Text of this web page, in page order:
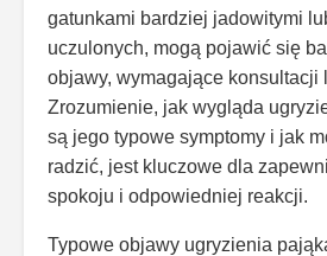
gatunkami bardziej jadowitymi
uczulonych, mogą pojawić się
objawy, wymagające konsultacji
Zrozumienie, jak wygląda
są jego typowe symptomy i jak
radzić, jest kluczowe dla
spokoju i odpowiedniej reakcji.
Typowe objawy ugryzienia